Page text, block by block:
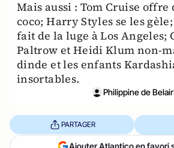
Mais aussi : Tom Cruise offre
coco; Harry Styles se les
fait de la luge à Los Angeles;
Paltrow et Heidi Klum non-
dinde et les enfants
insortables.
Philippine de Belair
PARTAGER
Ajouter Atlantico en favori